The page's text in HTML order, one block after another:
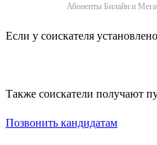
Абоненты Билайн и
Если у соискателя
Также соискатели получают
Позвонить кандидатам